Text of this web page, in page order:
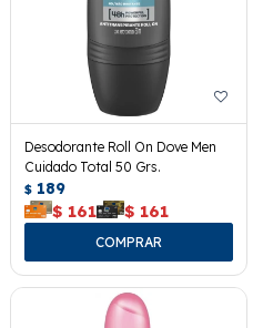
Desodorante Roll On Dove Men
Cuidado Total 50 Grs.
$ 189
$ 161 $ 161